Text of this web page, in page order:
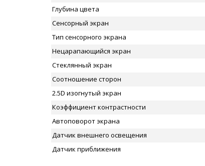
Глубина цвета
Сенсорный экран
Тип сенсорного экрана
Нецарапающийся экран
Стеклянный экран
Соотношение сторон
2.5D изогнутый экран
Коэффициент контрастности
Автоповорот экрана
Датчик внешнего освещения
Датчик приближения